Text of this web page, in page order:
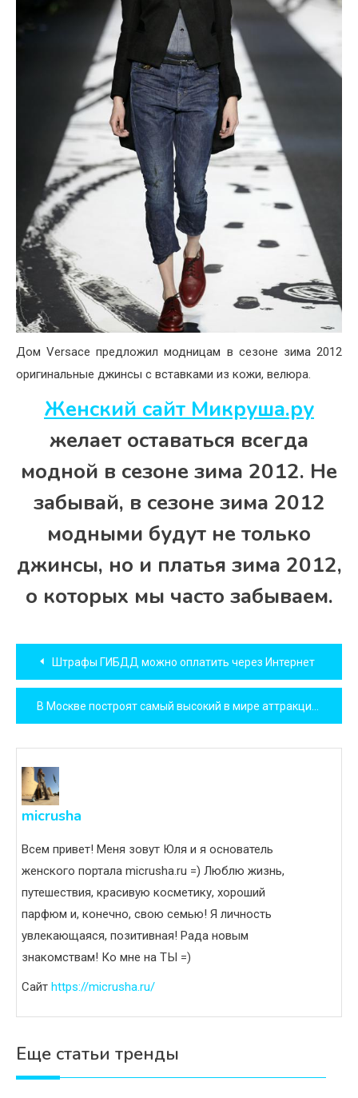
Дом Versace предложил модницам в сезоне зима 2012
оригинальные джинсы с вставками из кожи, велюра.
Женский сайт Микруша.ру
желает оставаться всегда
модной в сезоне зима 2012. Не
забывай, в сезоне зима 2012
модными будут не только
джинсы, но и платья зима 2012,
о которых мы часто забываем.
Навигация
по
записям
Штрафы ГИБДД можно оплатить через Интернет
В Москве построят самый высокий в мире аттракцион
micrusha
Всем привет! Меня зовут Юля и я основатель
женского портала micrusha.ru =) Люблю жизнь,
путешествия, красивую косметику, хороший
парфюм и, конечно, свою семью! Я личность
увлекающаяся, позитивная! Рада новым
знакомствам! Ко мне на ТЫ =)
Сайт https://micrusha.ru/
Еще статьи тренды